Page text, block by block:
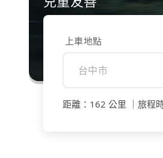
上車地點
距離 ： 162 公里 旅程